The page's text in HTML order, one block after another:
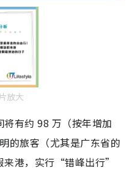
放大
有约 98 万（按年增加
的旅客（尤其是广东省的
来港，实行“错峰出行”